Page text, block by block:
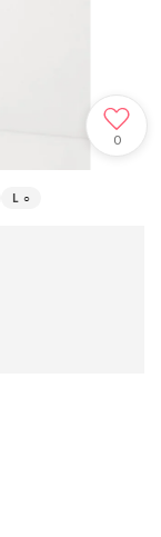
0
L ○